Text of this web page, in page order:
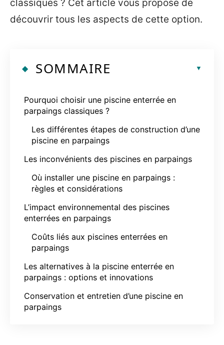
classiques ? Cet article vous propose de
découvrir tous les aspects de cette option.
SOMMAIRE
Pourquoi choisir une piscine enterrée en
parpaings classiques ?
Les différentes étapes de construction d’une
piscine en parpaings
Les inconvénients des piscines en parpaings
Où installer une piscine en parpaings :
règles et considérations
L’impact environnemental des piscines
enterrées en parpaings
Coûts liés aux piscines enterrées en
parpaings
Les alternatives à la piscine enterrée en
parpaings : options et innovations
Conservation et entretien d’une piscine en
parpaings